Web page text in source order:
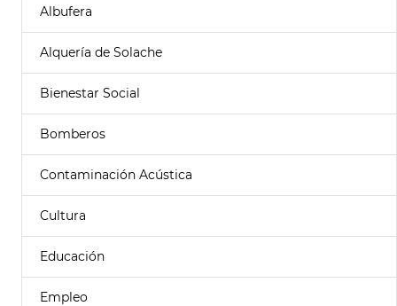
Albufera
Alquería de Solache
Bienestar Social
Bomberos
Contaminación Acústica
Cultura
Educación
Empleo